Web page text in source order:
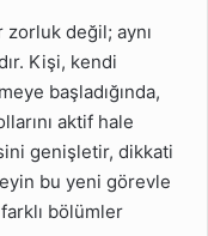
değil; aynı
Kişi, kendi
başladığında,
aktif hale
genişletir, dikkati
bu yeni görevle
farklı bölümler